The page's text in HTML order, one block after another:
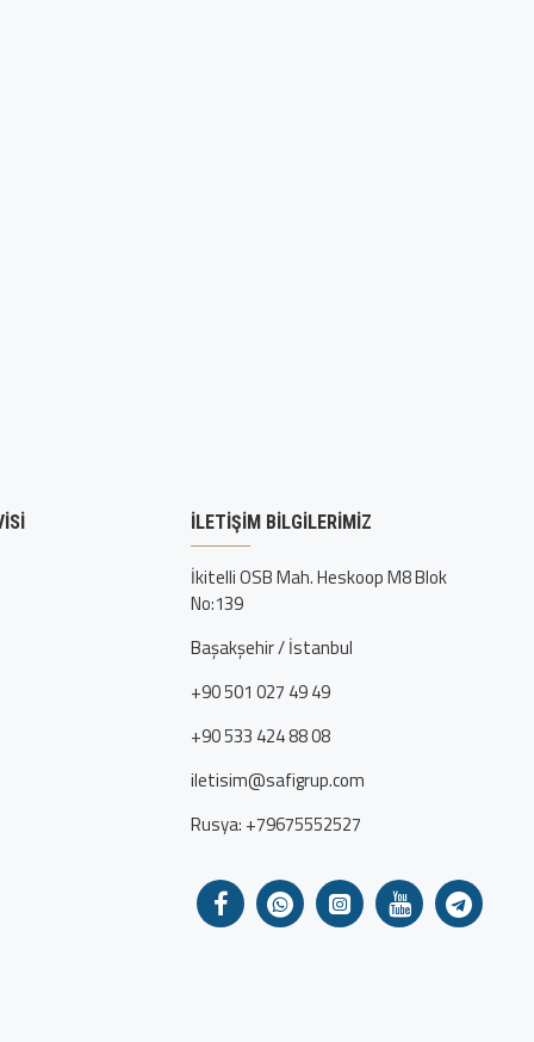
İLETIŞIM BILGILERIMIZ
İkitelli OSB Mah. Heskoop M8 Blok
No:139
Başakşehir / İstanbul
+90 501 027 49 49
+90 533 424 88 08
iletisim@safigrup.com
Rusya: +79675552527